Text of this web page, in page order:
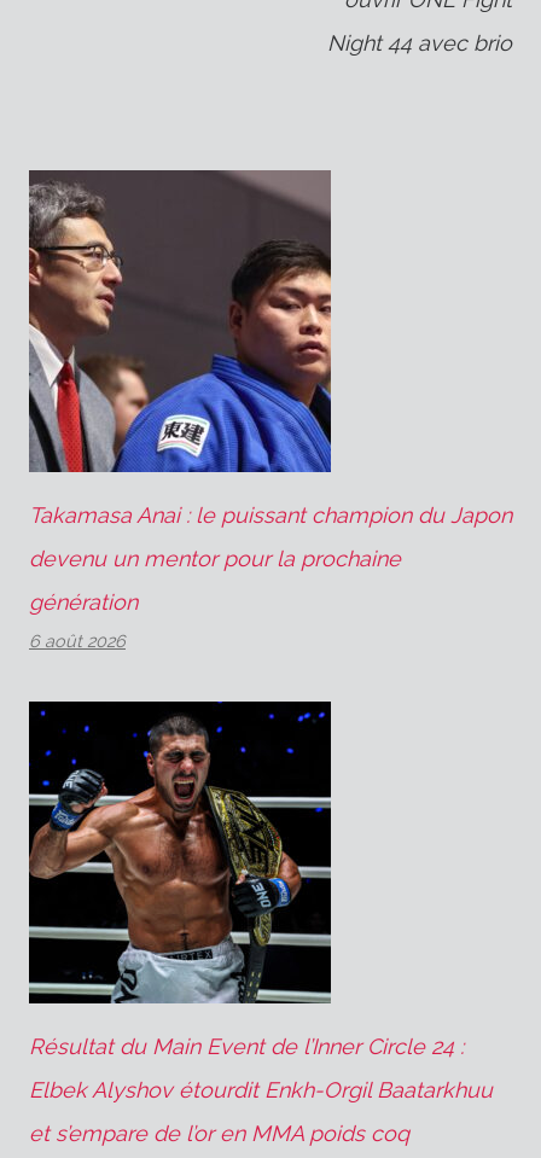
Night 44 avec brio
Takamasa Anai : le puissant champion du Japon
devenu un mentor pour la prochaine
génération
6 août 2026
Résultat du Main Event de l’Inner Circle 24 :
Elbek Alyshov étourdit Enkh-Orgil Baatarkhuu
et s’empare de l’or en MMA poids coq